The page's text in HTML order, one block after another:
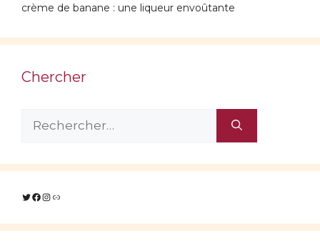
crème de banane : une liqueur envoûtante
Chercher
Twitter
Facebook
Instagram
Lien